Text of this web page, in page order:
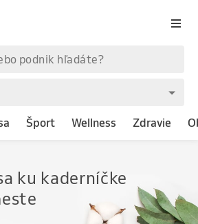
Šport Wellness Zdravie
ku kaderníčke